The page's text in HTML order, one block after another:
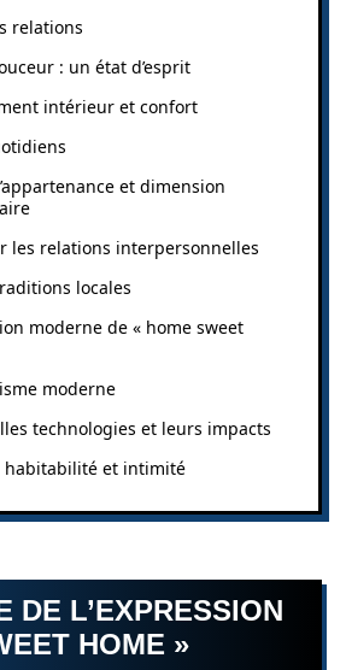
relations
: un état d’esprit
intérieur et confort
et dimension
les relations interpersonnelles
locales
moderne de « home sweet
moderne
technologies et leurs impacts
habitabilité et intimité
DE L’EXPRESSION
HOME »